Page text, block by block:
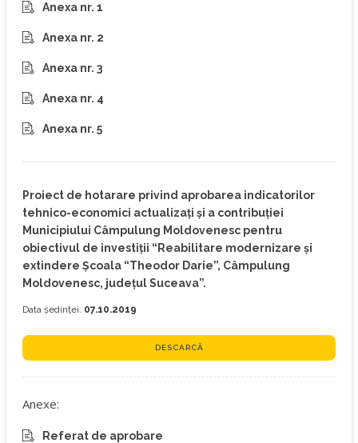
Anexa nr. 1
Anexa nr. 2
Anexa nr. 3
Anexa nr. 4
Anexa nr. 5
Proiect de hotarare privind aprobarea indicatorilor
tehnico-economici actualizați și a contribuției
Municipiului Câmpulung Moldovenesc pentru
obiectivul de investiții “Reabilitare modernizare și
extindere Școala “Theodor Darie”, Câmpulung
Moldovenesc, județul Suceava”.
Data ședinței: 07.10.2019
DESCARCĂ
Anexe:
Referat de aprobare